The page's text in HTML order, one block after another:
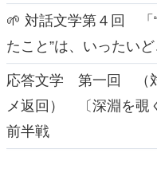
🌱 対話文学第４回 「
たこと”は、いったいど
応答文学 第一回 （
メ返回） 〔深淵を覗
前半戦